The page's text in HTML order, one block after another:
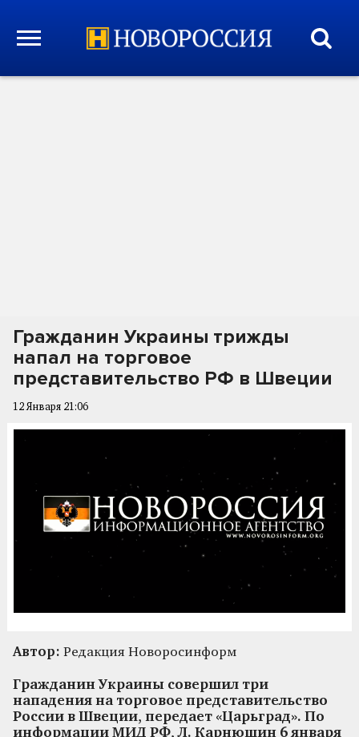
Гражданин Украины трижды
напал на торговое
представительство РФ в Швеции
12 Января 21:06
Автор: Редакция Новоросинформ
Гражданин Украины совершил три
нападения на торговое представительство
России в Швеции, передает «Царьград». По
информации МИД РФ, Л. Карнюшин 6 января